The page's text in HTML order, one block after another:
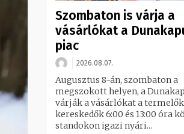
Szombaton is várja a
vásárlókat a
piac
2026.08.07.
Augusztus 8-án, szombaton a
megszokott helyen, a
várják a vásárlókat a termelők
kereskedők 6:00 és 13:00 óra
standokon igazi nyári...